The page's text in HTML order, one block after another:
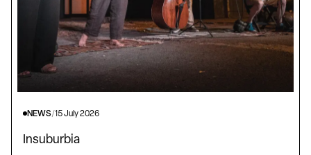
NEWS/15 July 2026
Insuburbia